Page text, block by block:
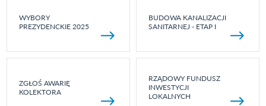
WYBORY
PREZYDENCKIE 2025
BUDOWA KANALIZACJI
SANITARNEJ - ETAP I
ZGŁOŚ AWARIĘ
KOLEKTORA
RZĄDOWY FUNDUSZ
INWESTYCJI
LOKALNYCH